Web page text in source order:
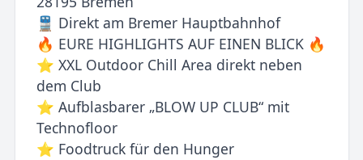
🚆 Direkt am Bremer Hauptbahnhof
🔥 EURE HIGHLIGHTS AUF EINEN BLICK 🔥
⭐ XXL Outdoor Chill Area direkt neben
dem Club
⭐ Aufblasbarer „BLOW UP CLUB“ mit
Technofloor
⭐ Foodtruck für den Hunger